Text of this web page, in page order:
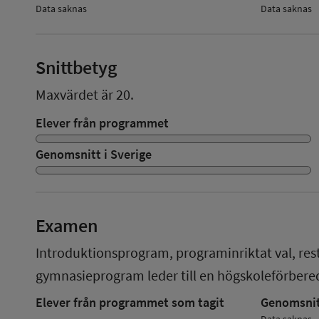
Data saknas Data saknas
Snittbetyg
Maxvärdet är 20.
Elever från programmet
Genomsnitt i Sverige
Examen
Introduktionsprogram, programinriktat val,
gymnasieprogram leder till en
Elever från programmet som tagit